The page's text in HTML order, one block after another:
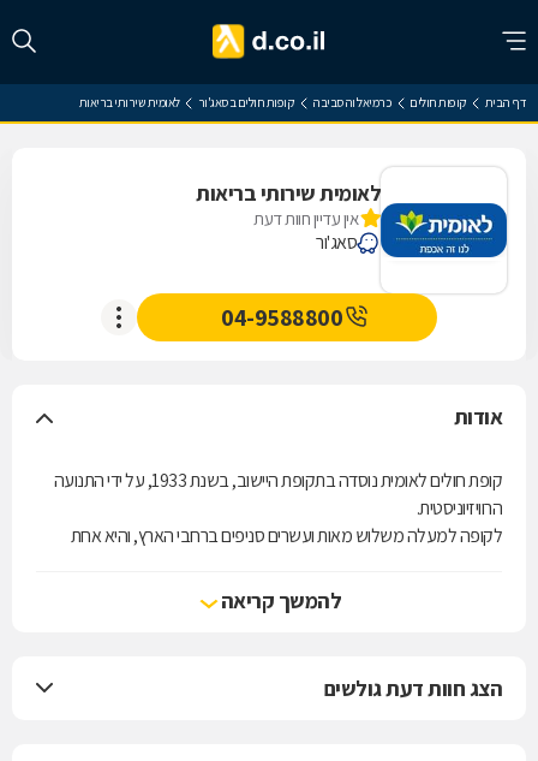
דף הבית קופות חולים כרמיאל והסביבה קופות חולים בסאג'ור לאומית שירותי בריאות
לאומית שירותי בריאות
אין עדיין חוות דעת
סאג'ור
04-9588800
אודות
קופת חולים לאומית נוסדה בתקופת היישוב, בשנת 1933, על ידי התנועה
הרוויזיוניסטית.
לקופה למעלה משלוש מאות ועשרים סניפים ברחבי הארץ, והיא אחת
להמשך קריאה
הצג חוות דעת גולשים